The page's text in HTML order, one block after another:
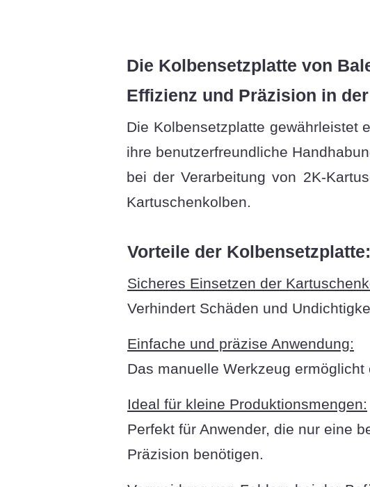
Die Kolbensetzplatte von
Effizienz und Präzision in
Die Kolbensetzplatte gewährleistet
ihre benutzerfreundliche
bei der Verarbeitung von 2K-
Kartuschenkolben.
Vorteile der Kolbensetzplatte:
Sicheres Einsetzen der
Verhindert Schäden und
Einfache und präzise Anwendung:
Das manuelle Werkzeug
Ideal für kleine Produktionsmengen:
Perfekt für Anwender, die nur eine
Präzision benötigen.